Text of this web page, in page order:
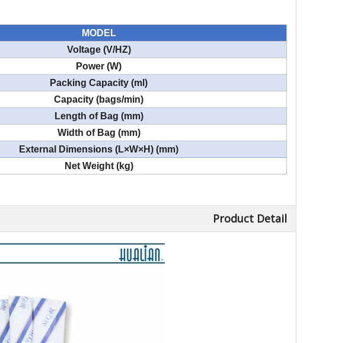
MODEL
Voltage (V/HZ)
Power (W)
Packing Capacity (ml)
Capacity (bags/min)
Length of Bag (mm)
Width of Bag (mm)
External Dimensions (L×W×H) (mm)
Net Weight (kg)
Product Detail